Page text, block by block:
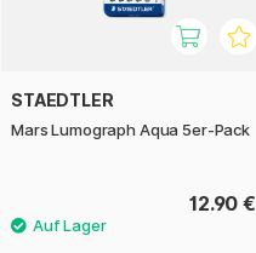
STAEDTLER
Mars Lumograph Aqua 5er-Pack
12.90 €